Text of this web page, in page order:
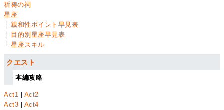
祈祷の祠
星座
├親和性ポイント早見表
├ 目的別星座早見表
└星座スキル
クエスト
本編攻略
Act1
Act2
Act3
Act4